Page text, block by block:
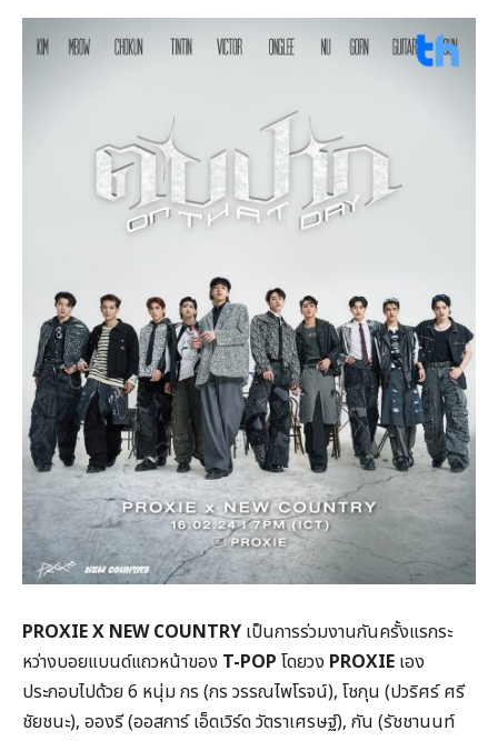
PROXIE X NEW COUNTRY เป็นการร่วมงานกันครั้งแรกระ
หว่างบอยแบนด์แถวหน้าของ T-POP โดยวง PROXIE เอง
ประกอบไปด้วย 6 หนุ่ม กร (กร วรรณไพโรจน์), โชกุน (ปวริศร์ ศรี
ชัยชนะ), อองรี (ออสการ์ เอ็ดเวิร์ด วัตราเศรษฐ์), กัน (รัชชานนท์